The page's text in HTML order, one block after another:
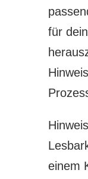
für
einem